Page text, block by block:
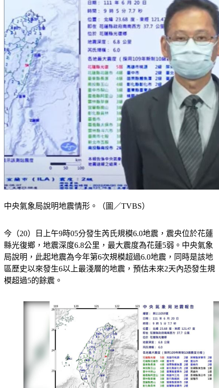
縣光復鄉，地震深度6.8公里，最大震度為花蓮5弱。中央氣象
局說明，此起地震為今年第6次規模超過6.0地震，同時是該地
區歷史以來發生6以上最淺層的地震，預估未來2天內恐發生規
模超過5的餘震。